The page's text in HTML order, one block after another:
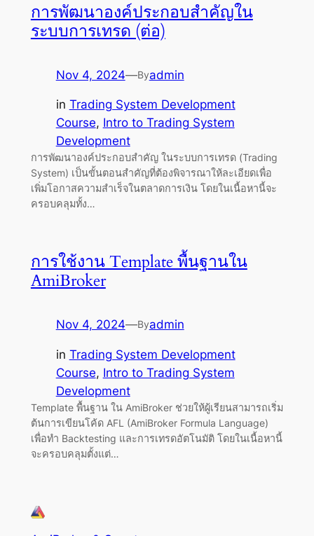
การพัฒนาองค์ประกอบสำคัญใน
ระบบการเทรด (ต่อ)
Nov 4, 2024—Byadmin
in Trading System Development
Course, Intro to Trading System
Development
การพัฒนาองค์ประกอบสำคัญ ในระบบการเทรด (Trading
System) เป็นขั้นตอนสำคัญที่ต้องพิจารณาให้ละเอียดเพื่อ
เพิ่มโอกาสความสำเร็จในตลาดการเงิน โดยในเนื้อหานี้จะ
ครอบคลุมทั้ง…
การใช้งาน Template พื้นฐานใน
AmiBroker
Nov 4, 2024—Byadmin
in Trading System Development
Course, Intro to Trading System
Development
Template พื้นฐาน ใน AmiBroker ช่วยให้ผู้เรียนสามารถเริ่ม
ต้นการเขียนโค้ด AFL (AmiBroker Formula Language)
เพื่อทำ Backtesting และการเทรดอัตโนมัติ โดยในเนื้อหานี้
จะครอบคลุมตั้งแต่…